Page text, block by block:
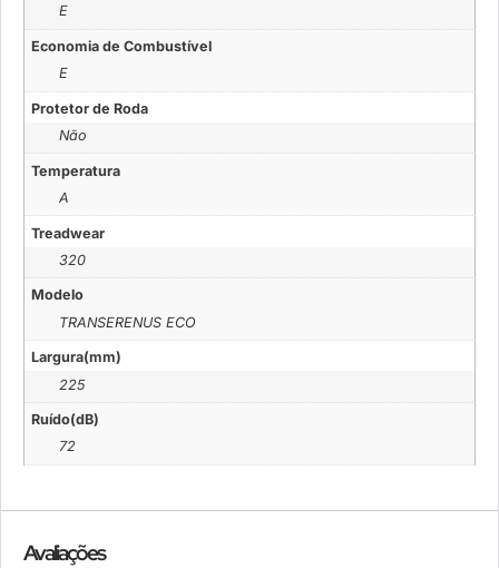
E
Economia de Combustível
E
Protetor de Roda
Não
Temperatura
A
Treadwear
320
Modelo
TRANSERENUS ECO
Largura(mm)
225
Ruído(dB)
72
Avaliações